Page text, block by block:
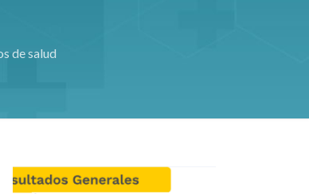
de salud